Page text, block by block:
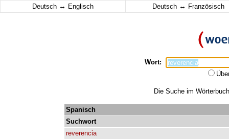
Deutsch ↔ Englisch Deutsch ↔ Französisch
Wort:
Die Suche im
Spanisch
Suchwort
reverencia